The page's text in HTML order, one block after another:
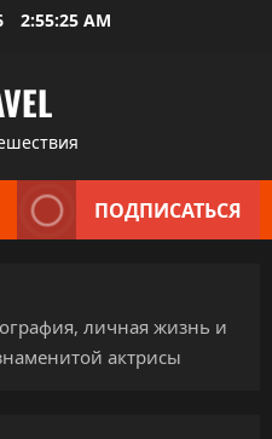
2:55:26 AM
ПОДПИСАТЬСЯ
личная жизнь и
актрисы